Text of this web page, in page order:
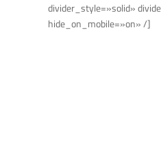
divider_style=»solid»
hide_on_mobile=»on» /]